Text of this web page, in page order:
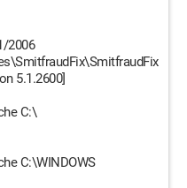
2006
5.1.2600]
C:\
C:\WINDOWS